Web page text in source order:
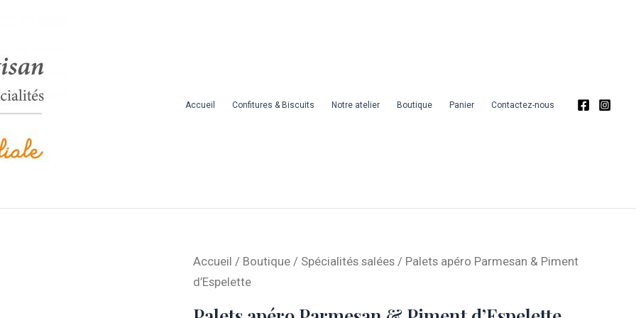
Accueil Confitures & Biscuits Notre atelier Boutique Panier Contactez-nous
Accueil / Boutique / Spécialités salées / Palets apéro Parmesan & Piment
d’Espelette
quantité
de
d'Espelette